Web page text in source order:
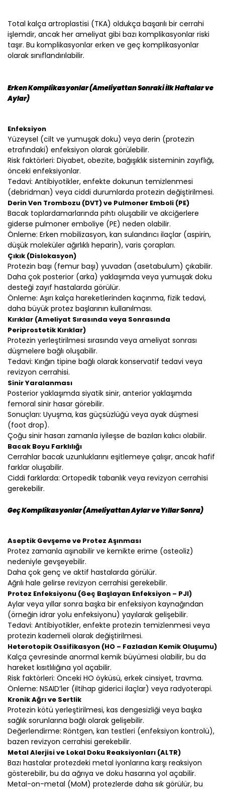
Total kalça artroplastisi (TKA) oldukça başarılı bir cerrahi
işlemdir, ancak her ameliyat gibi bazı komplikasyonlar riski
taşır. Bu komplikasyonlar erken ve geç komplikasyonlar
olarak sınıflandırılabilir.
Erken Komplikasyonlar (Ameliyattan Sonraki İlk Haftalar ve
Aylar)
Enfeksiyon
Yüzeysel (cilt ve yumuşak doku) veya derin (protezin
etrafındaki) enfeksiyon olarak görülebilir.
Risk faktörleri: Diyabet, obezite, bağışıklık sisteminin zayıflığı,
önceki enfeksiyonlar.
Tedavi: Antibiyotikler, enfekte dokunun temizlenmesi
(debridman) veya ciddi durumlarda protezin değiştirilmesi.
Derin Ven Trombozu (DVT) ve Pulmoner Emboli (PE)
Bacak toplardamarlarında pıhtı oluşabilir ve akciğerlere
giderse pulmoner emboliye (PE) neden olabilir.
Önleme: Erken mobilizasyon, kan sulandırıcı ilaçlar (aspirin,
düşük moleküler ağırlıklı heparin), varis çorapları.
Çıkık (Dislokasyon)
Protezin başı (femur başı) yuvadan (asetabulum) çıkabilir.
Daha çok posterior (arka) yaklaşımda veya yumuşak doku
desteği zayıf hastalarda görülür.
Önleme: Aşırı kalça hareketlerinden kaçınma, fizik tedavi,
daha büyük protez başlarının kullanılması.
Kırıklar (Ameliyat Sırasında veya Sonrasında
Periprostetik Kırıklar)
Protezin yerleştirilmesi sırasında veya ameliyat sonrası
düşmelere bağlı oluşabilir.
Tedavi: Kırığın tipine bağlı olarak konservatif tedavi veya
revizyon cerrahisi.
Sinir Yaralanması
Posterior yaklaşımda siyatik sinir, anterior yaklaşımda
femoral sinir hasar görebilir.
Sonuçları: Uyuşma, kas güçsüzlüğü veya ayak düşmesi
(foot drop).
Çoğu sinir hasarı zamanla iyileşse de bazıları kalıcı olabilir.
Bacak Boyu Farklılığı
Cerrahlar bacak uzunluklarını eşitlemeye çalışır, ancak hafif
farklar oluşabilir.
Ciddi farklarda: Ortopedik tabanlık veya revizyon cerrahisi
gerekebilir.
Geç Komplikasyonlar (Ameliyattan Aylar ve Yıllar Sonra)
Aseptik Gevşeme ve Protez Aşınması
Protez zamanla aşınabilir ve kemikte erime (osteoliz)
nedeniyle gevşeyebilir.
Daha çok genç ve aktif hastalarda görülür.
Ağrılı hale gelirse revizyon cerrahisi gerekebilir.
Protez Enfeksiyonu (Geç Başlayan Enfeksiyon – PJI)
Aylar veya yıllar sonra başka bir enfeksiyon kaynağından
(örneğin idrar yolu enfeksiyonu) yayılarak gelişebilir.
Tedavi: Antibiyotikler, enfekte protezin temizlenmesi veya
protezin kademeli olarak değiştirilmesi.
Heterotopik Ossifikasyon (HO – Fazladan Kemik Oluşumu)
Kalça çevresinde anormal kemik büyümesi olabilir, bu da
hareket kısıtlılığına yol açabilir.
Risk faktörleri: Önceki HO öyküsü, erkek cinsiyet, travma.
Önleme: NSAID’ler (iltihap giderici ilaçlar) veya radyoterapi.
Kronik Ağrı ve Sertlik
Protezin kötü yerleştirilmesi, kas dengesizliği veya başka
sağlık sorunlarına bağlı olarak gelişebilir.
Değerlendirme: Röntgen, kan testleri (enfeksiyon kontrolü),
bazen revizyon cerrahisi gerekebilir.
Metal Alerjisi ve Lokal Doku Reaksiyonları (ALTR)
Bazı hastalar protezdeki metal iyonlarına karşı reaksiyon
gösterebilir, bu da ağrıya ve doku hasarına yol açabilir.
Metal-on-metal (MoM) protezlerde daha sık görülür, bu